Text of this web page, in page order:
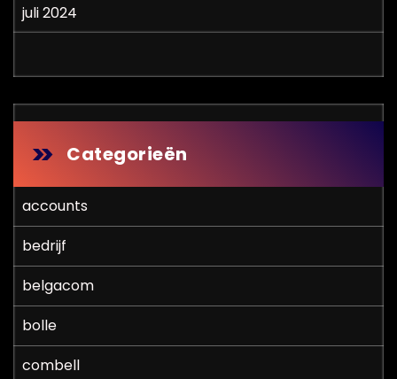
juli 2024
Categorieën
accounts
bedrijf
belgacom
bolle
combell